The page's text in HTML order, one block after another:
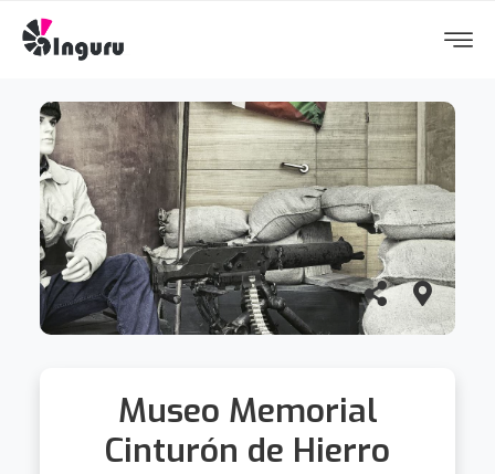
Museo Memorial
Cinturón de Hierro